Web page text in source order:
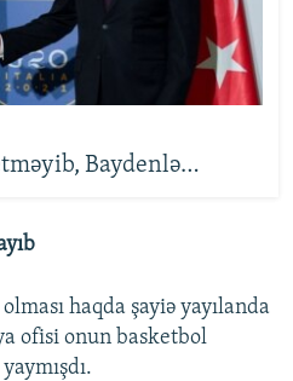
Baydenlə…
haqda şayiə yayılanda
ofisi onun basketbol